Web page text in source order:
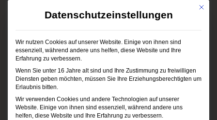
Viele Menschen ziehen sich mehr zurück – und
innerlich. Das Wohlbefinden lässt oft nach,
wenn das Wetter grau und trüb ist. Dennoch gibt
es Möglichkeiten, dieses konstant auf einem
Tricks können dabei weiterhelfen.
Mit
Datenschutzeinstellungen
Wir nutzen Cookies auf unserer Website. Einige von ihnen sind
essenziell, während andere uns helfen, diese Website und Ihre
Erfahrung zu verbessern.
Wenn Sie unter 16 Jahre alt sind und Ihre Zustimmung zu freiwilligen
Diensten geben möchten, müssen Sie Ihre Erziehungsberechtigten um
Erlaubnis bitten.
Wir verwenden Cookies und andere Technologien auf unserer
Website. Einige von ihnen sind essenziell, während andere uns
helfen, diese Website und Ihre Erfahrung zu verbessern.